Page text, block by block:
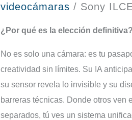
videocámaras / Sony
¿Por qué es la elección definitiva?
No es solo una cámara: es tu
creatividad sin límites. Su IA
su sensor revela lo invisible y su
barreras técnicas. Donde otros ven
separados, tú ves un sistema